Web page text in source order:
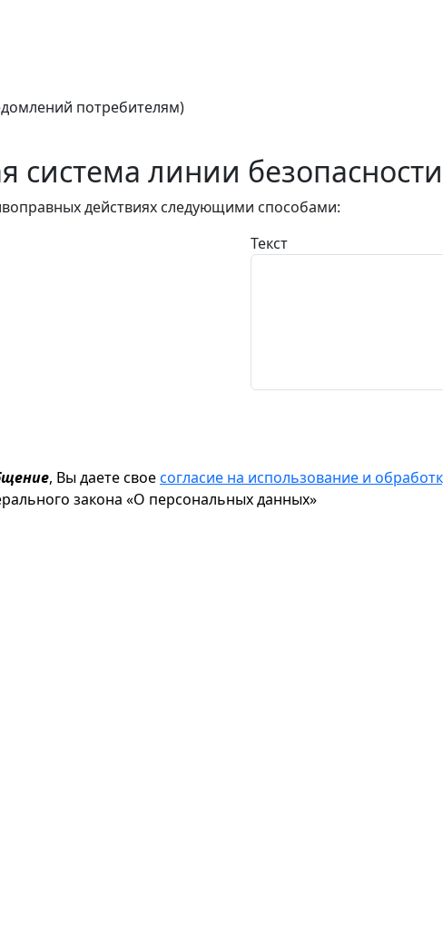
потребителям)
система линии безопасности
действиях следующими способами:
Текст
, Вы даете своесогласие на использование и
закона «О персональных данных»